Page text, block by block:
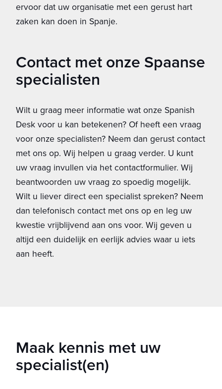
ervoor dat uw organisatie met een gerust hart
zaken kan doen in Spanje.
Contact met onze Spaanse
specialisten
Wilt u graag meer informatie wat onze Spanish
Desk voor u kan betekenen? Of heeft een vraag
voor onze specialisten? Neem dan gerust contact
met ons op. Wij helpen u graag verder. U kunt
uw vraag invullen via het contactformulier. Wij
beantwoorden uw vraag zo spoedig mogelijk.
Wilt u liever direct een specialist spreken? Neem
dan telefonisch contact met ons op en leg uw
kwestie vrijblijvend aan ons voor. Wij geven u
altijd een duidelijk en eerlijk advies waar u iets
aan heeft.
Maak kennis met uw
specialist(en)